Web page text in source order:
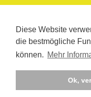
Diese Website
die bestmögliche
können. Mehr
Ok,